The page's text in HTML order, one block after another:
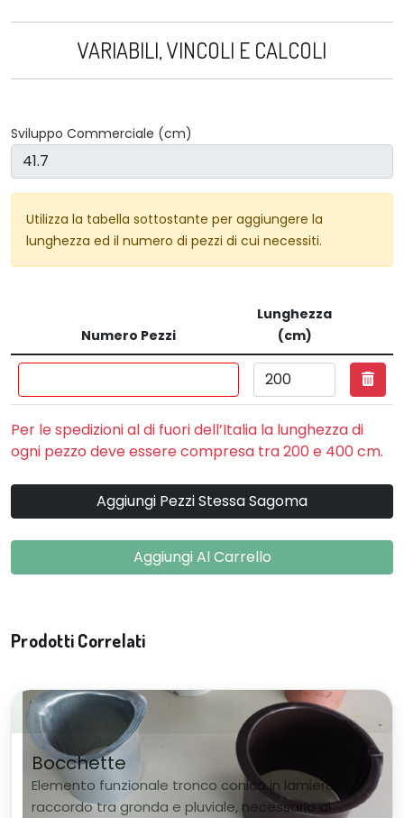
VARIABILI, VINCOLI E CALCOLI
Sviluppo Commerciale (cm)
Utilizza la tabella sottostante per aggiungere la
lunghezza ed il numero di pezzi di cui necessiti.
Numero Pezzi
Lunghezza
(cm)
Per le spedizioni al di fuori dell’Italia la lunghezza di
ogni pezzo deve essere compresa tra 200 e 400 cm.
Aggiungi Pezzi Stessa Sagoma
Aggiungi Al Carrello
Prodotti Correlati
Bocchette
Elemento funzionale tronco conico in lamiera, di
raccordo tra gronda e pluviale, necessario al